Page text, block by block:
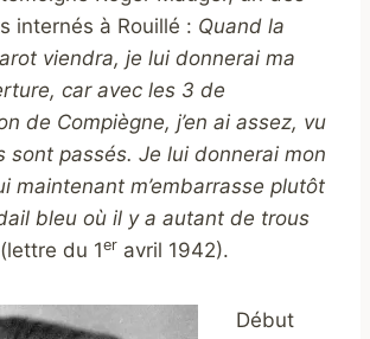
internés à Rouillé : Quand la
viendra, je lui donnerai ma
car avec les 3 de
de Compiègne, j’en ai assez, vu
sont passés. Je lui donnerai mon
maintenant m’embarrasse plutôt
bleu où il y a autant de trous
(lettre du 1er avril 1942).
Début